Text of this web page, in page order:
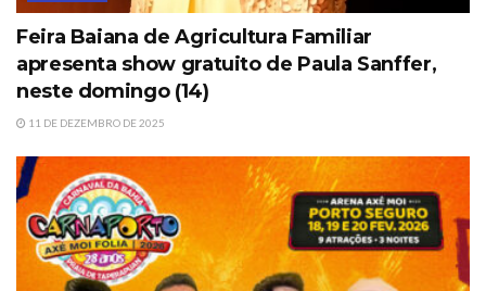
Feira Baiana de Agricultura Familiar
apresenta show gratuito de Paula Sanffer,
neste domingo (14)
11 DE DEZEMBRO DE 2025